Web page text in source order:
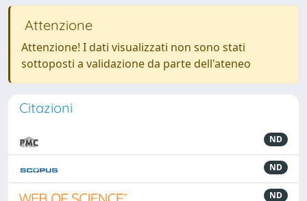
Attenzione
Attenzione! I dati visualizzati non sono stati
sottoposti a validazione da parte dell'ateneo
Citazioni
ND
ND
ND